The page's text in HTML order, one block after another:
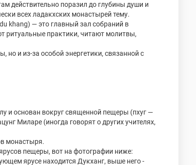
действительно поразил до глубины души и
всех ладакхских монастырей тему.
khang) — это главный зал собраний в
ритуальные практики, читают молитвы,
но и из-за особой энергетики, связанной с
и основан вокруг священной пещеры (пхуг —
Миларе (иногда говорят о других учителях,
монастыря.
пещеры, вот на фотографии ниже:
ярусе находится Дукханг, выше него -